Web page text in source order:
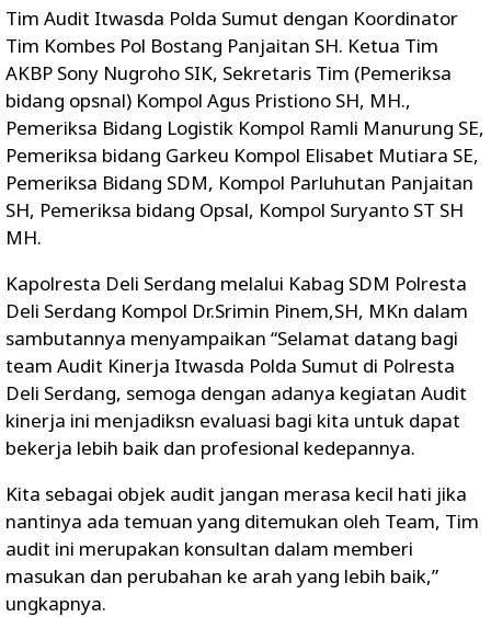
Tim Audit Itwasda Polda Sumut dengan Koordinator
Tim Kombes Pol Bostang Panjaitan SH. Ketua Tim
AKBP Sony Nugroho SIK, Sekretaris Tim (Pemeriksa
bidang opsnal) Kompol Agus Pristiono SH, MH.,
Pemeriksa Bidang Logistik Kompol Ramli Manurung SE,
Pemeriksa bidang Garkeu Kompol Elisabet Mutiara SE,
Pemeriksa Bidang SDM, Kompol Parluhutan Panjaitan
SH, Pemeriksa bidang Opsal, Kompol Suryanto ST SH
MH.
Kapolresta Deli Serdang melalui Kabag SDM Polresta
Deli Serdang Kompol Dr.Srimin Pinem,SH, MKn dalam
sambutannya menyampaikan “Selamat datang bagi
team Audit Kinerja Itwasda Polda Sumut di Polresta
Deli Serdang, semoga dengan adanya kegiatan Audit
kinerja ini menjadiksn evaluasi bagi kita untuk dapat
bekerja lebih baik dan profesional kedepannya.
Kita sebagai objek audit jangan merasa kecil hati jika
nantinya ada temuan yang ditemukan oleh Team, Tim
audit ini merupakan konsultan dalam memberi
masukan dan perubahan ke arah yang lebih baik,”
ungkapnya.